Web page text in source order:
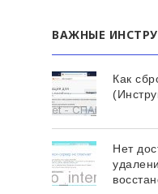
ВАЖНЫЕ
Как
Нет